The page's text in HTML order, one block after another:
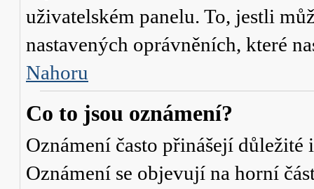
uživatelském panelu. To, jestli
nastavených oprávněních, které
Nahoru
Co to jsou oznámení?
Oznámení často přinášejí
Oznámení se objevují na horní